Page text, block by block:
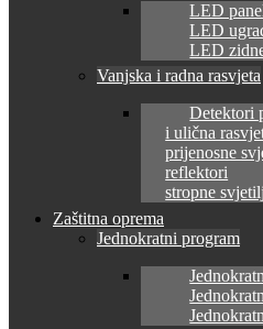
LED
LED
LED
Vanjska i radna rasvjeta
Detektori
i ulična
prijenosne
reflektori
stropne
Zaštitna oprema
Jednokratni program